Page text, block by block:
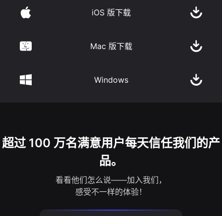
iOS 版下载
Mac 版下载
Windows
超过 100 万名满意用户每天信任我们的产
品。
看看他们怎么说——加入我们，
感受不一样的体验！